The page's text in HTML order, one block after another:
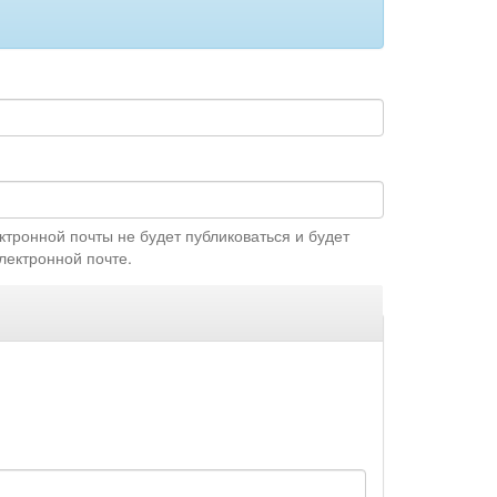
почты не будет публиковаться и будет
почте.